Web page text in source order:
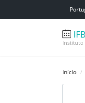
IFB
Instituto
Início